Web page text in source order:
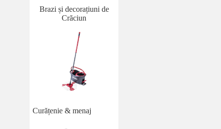
Brazi și decorațiuni de
Crăciun
Curățenie & menaj